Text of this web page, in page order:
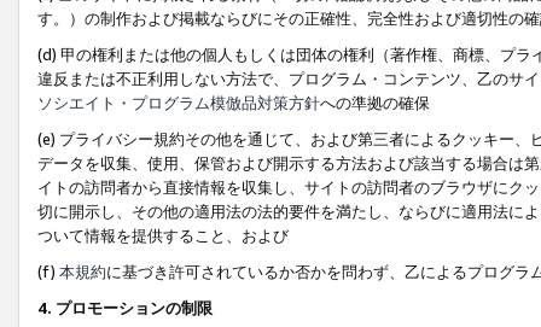
す。）の制作および掲載ならびにその正確性、完全性および適切性の
(d) 甲の権利または他の個人もしくは団体の権利（著作権、商標、プ
違反または不正利用しない方法で、プログラム・コンテンツ、乙のサ
ソシエイト・プログラム模倣品対策方針への準拠の確保
(e) プライバシー規約その他を通じて、および第三者によるクッキー
データを収集、使用、保管および開示する方法および該当する場合は
イトの訪問者から直接情報を収集し、サイトの訪問者のブラウザにク
切に開示し、その他の適用法の法的要件を満たし、ならびに適用法に
ついて情報を提供すること、および
(f) 本規約に基づき許可されているか否かを問わず、乙によるプログ
4. プロモーションの制限